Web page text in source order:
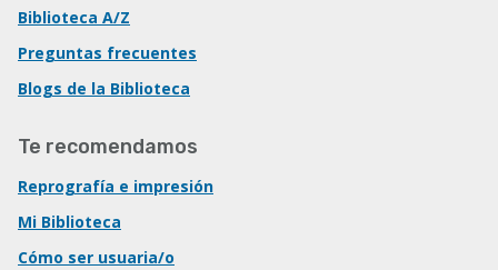
Biblioteca A/Z
Preguntas frecuentes
Blogs de la Biblioteca
Te recomendamos
Reprografía e impresión
Mi Biblioteca
Cómo ser usuaria/o